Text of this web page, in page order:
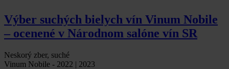
Výber suchých bielych vín Vinum Nobile
– ocenené v Národnom salóne vín SR
Neskorý zber, suché
Vinum Nobile - 2022 | 2023